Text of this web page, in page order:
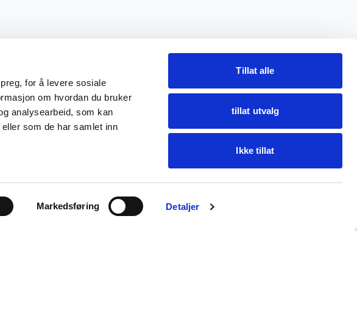
for å levere sosiale
om hvordan du bruker
analysearbeid, som kan
som de har samlet inn
Markedsføring Detaljer
Tillat alle
tillat utvalg
Ikke tillat